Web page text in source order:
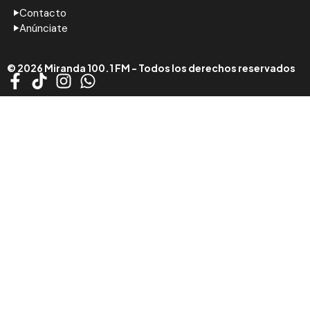
Contacto
Anúnciate
© 2026 Miranda 100.1 FM - Todos los derechos reservados